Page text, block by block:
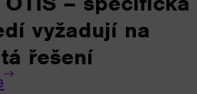
vyžadují na
řešení